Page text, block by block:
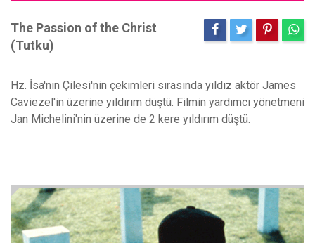
The Passion of the Christ
(Tutku)
Hz. İsa'nın Çilesi'nin çekimleri sırasında yıldız aktör James
Caviezel'in üzerine yıldırım düştü. Filmin yardımcı yönetmeni
Jan Michelini'nin üzerine de 2 kere yıldırım düştü.